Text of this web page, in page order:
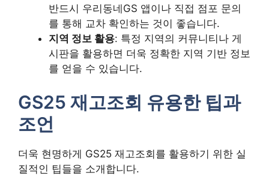
반드시 우리동네GS 앱이나 직접 점포 문의
를 통해 교차 확인하는 것이 좋습니다.
지역 정보 활용: 특정 지역의 커뮤니티나 게
시판을 활용하면 더욱 정확한 지역 기반 정보
를 얻을 수 있습니다.
GS25 재고조회 유용한 팁과
조언
더욱 현명하게 GS25 재고조회를 활용하기 위한 실
질적인 팁들을 소개합니다.